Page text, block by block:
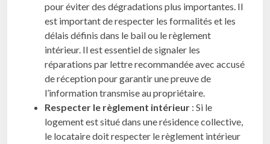
pour éviter des dégradations plus importantes. Il
est important de respecter les formalités et les
délais définis dans le bail ou le règlement
intérieur. Il est essentiel de signaler les
réparations par lettre recommandée avec accusé
de réception pour garantir une preuve de
l’information transmise au propriétaire.
Respecter le règlement intérieur : Si le
logement est situé dans une résidence collective,
le locataire doit respecter le règlement intérieur